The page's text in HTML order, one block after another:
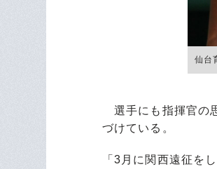
仙台
選手にも指揮官の
づけている。
「3月に関西遠征を